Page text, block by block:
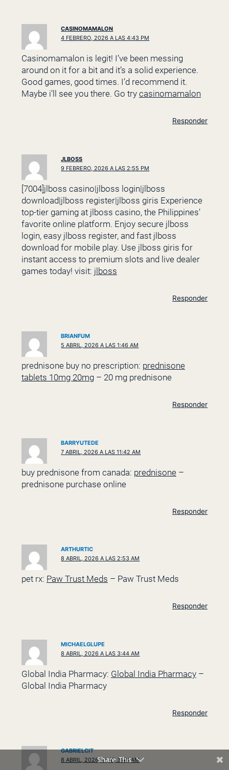
CASINOMAMALON
4 FEBRERO, 2026 A LAS 4:43 PM
Casinomamalon is legit! I’ve been messing
around on it for a bit and it’s a solid experience.
Good games, good times. I’d recommend it.
Maybe i’ll see you there. Go try casinomamalon
Responder
JLBOSS
9 FEBRERO, 2026 A LAS 2:55 PM
[7004]jlboss casino|jlboss login|jlboss
download|jlboss register|jlboss giris Experience
top-tier gaming at jlboss casino, the Philippines’
favorite online platform. Enjoy secure jlboss
login, easy jlboss register, and fast jlboss
download for mobile play. Use jlboss giris for
instant access to premium slots and live dealer
games today! visit: jlboss
Responder
BRIANFUM
5 ABRIL, 2026 A LAS 1:46 AM
prednisone buy no prescription: prednisone
tablets 10mg 20mg– 20 mg prednisone
Responder
BARRYUTEDE
7 ABRIL, 2026 A LAS 11:42 AM
buy prednisone from canada: prednisone–
prednisone purchase online
Responder
ARTHURTIC
8 ABRIL, 2026 A LAS 2:53 AM
pet rx: Paw Trust Meds – Paw Trust Meds
Responder
MICHAELGLUPE
8 ABRIL, 2026 A LAS 3:44 AM
Global India Pharmacy: Global India Pharmacy–
Global India Pharmacy
Responder
GABRIELCIT
8 ABRIL, 2026 A LAS 3:48 AM
Share This